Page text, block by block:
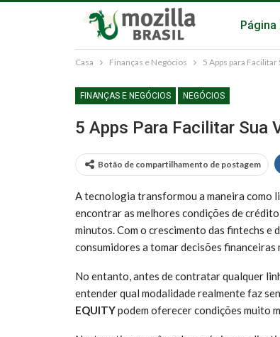
Página
Casa Finanças e Negócios 5 Apps para
FINANÇAS E NEGÓCIOS NEGÓCIOS
5 Apps Para Facilitar Sua
Botão de compartilhamento de postagem
A tecnologia transformou a maneira como
encontrar as melhores condições de
minutos. Com o crescimento das fintechs
consumidores a tomar decisões
No entanto, antes de contratar qualquer
entender qual modalidade realmente faz
EQUITYpodem oferecer condições muito